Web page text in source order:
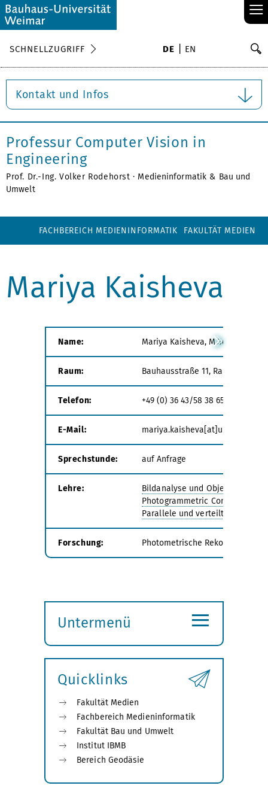
≡
SCHNELLZUGRIFF DE EN
Kontakt und Infos
Professur Computer Vision in
Engineering
Prof. Dr.-Ing. Volker Rodehorst · Medieninformatik & Bau und
Umwelt
FACHBEREICH MEDIENINFORMATIK FAKULTÄT MEDIEN
Mariya Kaisheva
Name: Mariya Kaisheva, M.Sc.
Raum: Bauhausstraße 11, Raum 006
Telefon: +49 (0) 36 43/58 38 65
E-Mail: mariya.kaisheva[at]uni-
Sprechstunde: auf Anfrage
Lehre:
Bildanalyse und
Photogrammetric Computer
Parallele und verteilte Systeme
Forschung: Photometrische
Untermenü
öffnen
≡
Quicklinks
Fakultät Medien
Fachbereich Medieninformatik
Fakultät Bau und Umwelt
Institut IBMB
Bereich Geodäsie